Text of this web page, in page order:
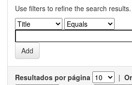
Use filters to refine the search results.
Resultados por página |